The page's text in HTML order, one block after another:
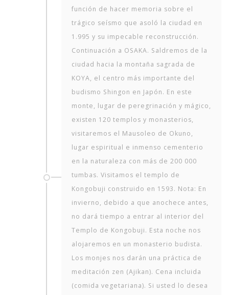
función de hacer memoria sobre el
trágico seísmo que asoló la ciudad en
1.995 y su impecable reconstrucción.
Continuación a OSAKA. Saldremos de la
ciudad hacia la montaña sagrada de
KOYA, el centro más importante del
budismo Shingon en Japón. En este
monte, lugar de peregrinación y mágico,
existen 120 templos y monasterios,
visitaremos el Mausoleo de Okuno,
lugar espiritual e inmenso cementerio
en la naturaleza con más de 200 000
tumbas. Visitamos el templo de
Kongobuji construido en 1593. Nota: En
invierno, debido a que anochece antes,
no dará tiempo a entrar al interior del
Templo de Kongobuji. Esta noche nos
alojaremos en un monasterio budista.
Los monjes nos darán una práctica de
meditación zen (Ajikan). Cena incluida
(comida vegetariana). Si usted lo desea